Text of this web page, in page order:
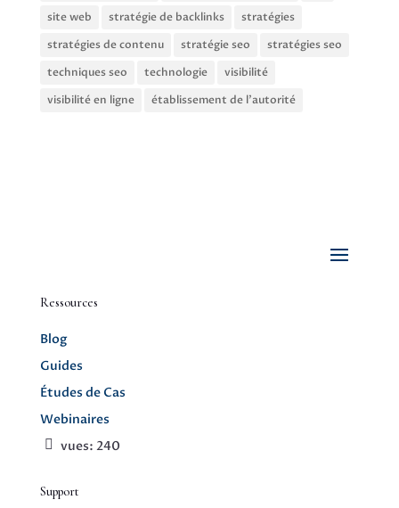
site web
stratégie de backlinks
stratégies
stratégies de contenu
stratégie seo
stratégies seo
techniques seo
technologie
visibilité
visibilité en ligne
établissement de l'autorité
Ressources
Blog
Guides
Études de Cas
Webinaires
vues: 240
Support